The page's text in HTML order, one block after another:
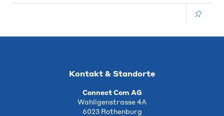
Kontakt & Standorte
Connect Com AG
Wahligenstrasse 4A
6023 Rothenburg